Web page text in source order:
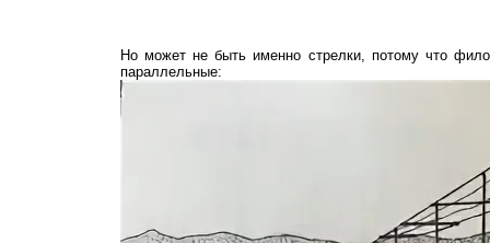
Но может не быть именно стрелки, потому что
параллельные: